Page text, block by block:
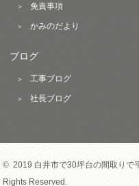
免責事項
かみのだより
ブログ
工事ブログ
社長ブログ
© 2019 白井市で30坪台の間取りで
Rights Reserved.